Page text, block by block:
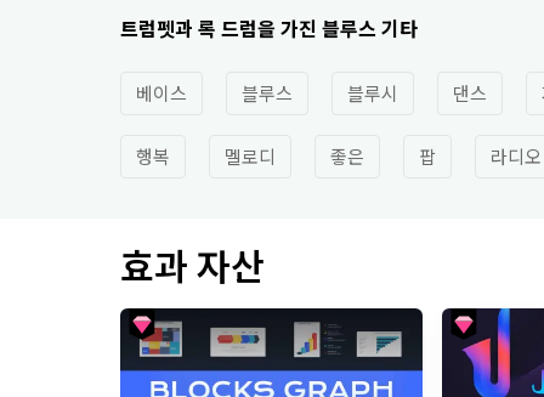
트럼펫과 록 드럼을 가진 블루스 기타
베이스 블루스 블루시 댄스
행복 멜로디 좋은 팝 라디오
효과 자산